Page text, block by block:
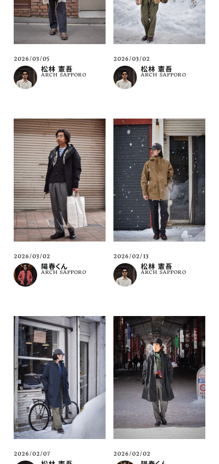
2026/03/05
松林 憲吾
ARCH SAPPORO
2026/03/02
松林 憲吾
ARCH SAPPORO
2026/03/02
陽春くん
ARCH SAPPORO
2026/02/13
松林 憲吾
ARCH SAPPORO
2026/02/07 2026/02/02